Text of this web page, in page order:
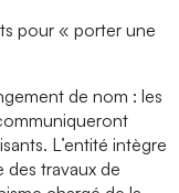
pour « porter une
de nom : les
L’entité intègre
des travaux de